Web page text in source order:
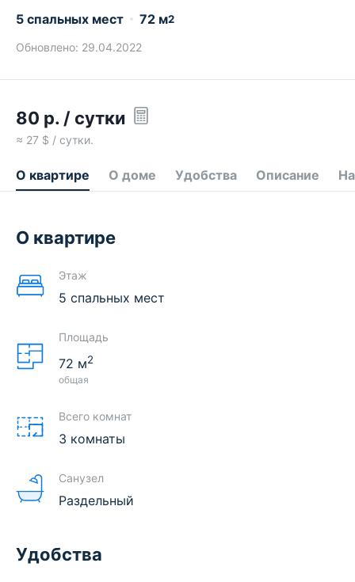
5 спальных мест 72 м2
Обновлено: 29.04.2022
80 р. / сутки
≈ 27 $ / сутки.
О квартире О доме Удобства Описание
О квартире
Этаж
5 спальных мест
Площадь
72 м2
общая
Всего комнат
3 комнаты
Санузел
Раздельный
Удобства